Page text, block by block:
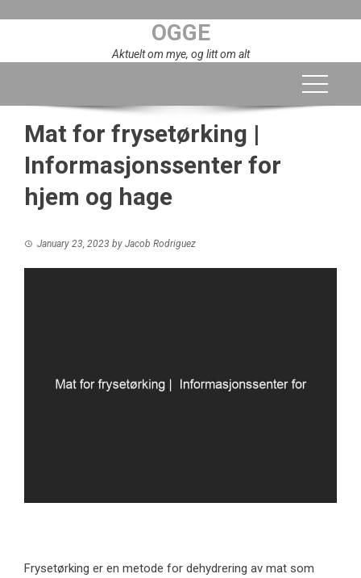
OGGE
Aktuelt om mye, og litt om alt
Mat for frysetørking |
Informasjonssenter for
hjem og hage
January 23, 2023 by Jacob Rodriguez
Frysetørking er en metode for dehydrering av mat som